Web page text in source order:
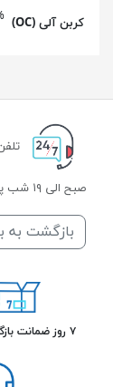
کربن آلی (OC)
تلفن
صبح الی ۱۹ شب پاسخگوی شما هستیم.
بازگشت به
۷ روز ضمانت بازگشت کالا